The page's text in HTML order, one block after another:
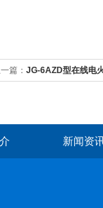
篇： JG-6AZD型在线电
新闻资